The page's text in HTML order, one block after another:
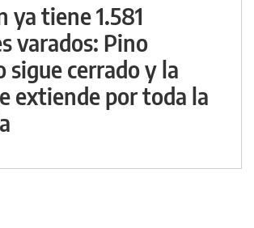
ya tiene 1.581
varados: Pino
sigue cerrado y la
extiende por toda la